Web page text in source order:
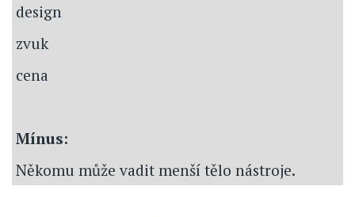
design
zvuk
cena
Mínus:
Někomu může vadit menší tělo nástroje.